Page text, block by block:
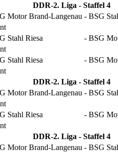
DDR-2. Liga - Staffel 4
Motor Brand-Langenau - BSG
Stahl Riesa - BSG
Stahl Riesa - BSG
DDR-2. Liga - Staffel 4
Motor Brand-Langenau - BSG
Stahl Riesa - BSG
DDR-2. Liga - Staffel 4
Motor Brand-Langenau - BSG